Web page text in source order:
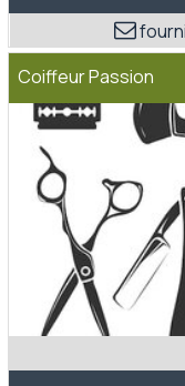
Coiffeur Passion